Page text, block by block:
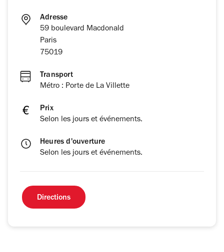
Adresse
59 boulevard Macdonald
Paris
75019
Transport
Métro : Porte de La Villette
Prix
Selon les jours et événements.
Heures d'ouverture
Selon les jours et événements.
Directions